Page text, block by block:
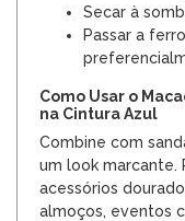
Secar à
Passar a
Como Usar o
na Cintura Azul
Combine com
um look marcante.
acessórios
almoços, eventos